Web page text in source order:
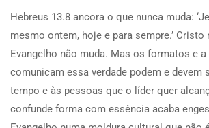
Hebreus 13.8 ancora o que nunca muda:
mesmo ontem, hoje e para sempre.’ Cristo
Evangelho não muda. Mas os formatos e
comunicam essa verdade podem e devem
tempo e às pessoas que o líder quer
confunde forma com essência acaba